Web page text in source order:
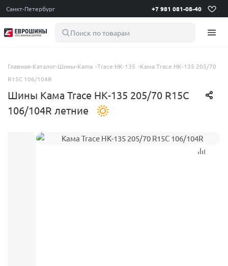
Санкт-Петербург +7 981 081-08-40
Поиск по товарам
Главная-Каталог-Шины-Kama -Trace НК-135 -Кама Trace НК-135 205/70
R15C 106/104R
Шины Кама Trace НК-135 205/70 R15C
106/104R летние